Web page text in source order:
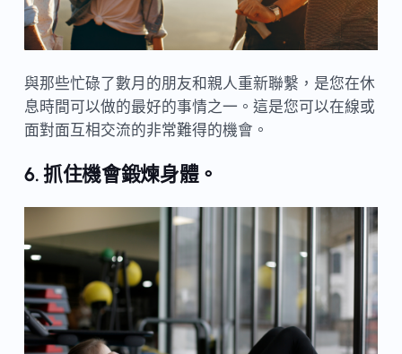
與那些忙碌了數月的朋友和親人重新聯繫，是您在休
息時間可以做的最好的事情之一。這是您可以在線或
面對面互相交流的非常難得的機會。
6. 抓住機會鍛煉身體。